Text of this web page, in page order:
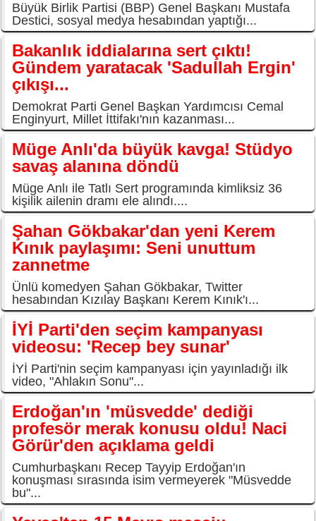
Büyük Birlik Partisi (BBP) Genel Başkanı Mustafa
Destici, sosyal medya hesabından yaptığı...
Bakanlık iddialarına sert çıktı!
Gündem yaratacak 'Sadullah Ergin'
çıkışı...
Demokrat Parti Genel Başkan Yardımcısı Cemal
Enginyurt, Millet İttifakı'nın kazanması...
Müge Anlı'da büyük kavga! Stüdyo
savaş alanına döndü
Müge Anlı ile Tatlı Sert programında kimliksiz 36
kişilik ailenin dramı ele alındı....
Şahan Gökbakar'dan yeni Kerem
Kınık paylaşımı: Seni unuttum
zannetme
Ünlü komedyen Şahan Gökbakar, Twitter
hesabından Kızılay Başkanı Kerem Kınık'ı...
İYİ Parti'den seçim kampanyası
videosu: 'Recep bey sunar'
İYİ Parti'nin seçim kampanyası için yayınladığı ilk
video, "Ahlakın Sonu"...
Erdoğan'ın 'müsvedde' dediği
profesör merak konusu oldu! Naci
Görür'den açıklama geldi
Cumhurbaşkanı Recep Tayyip Erdoğan'ın
konuşması sırasında isim vermeyerek "Müsvedde
bu"...